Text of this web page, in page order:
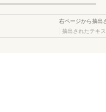
右ページから抽出
抽出されたテキ